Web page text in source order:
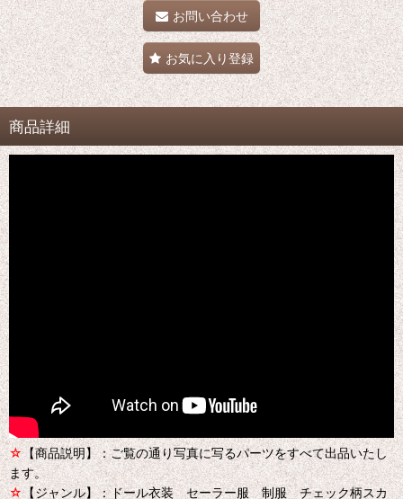
お問い合わせ
お気に入り登録
商品詳細
☆【商品説明】：ご覧の通り写真に写るパーツをすべて出品いたし
ます。
☆【ジャンル】：ドール衣装 セーラー服 制服 チェック柄スカ